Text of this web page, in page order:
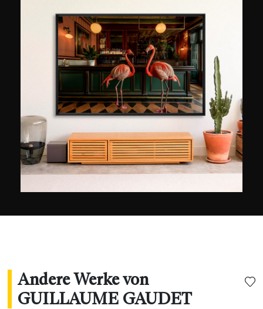
Stadtlandschaft und Schmelztiegelatmosphäre
des Big Apple sind für ihn zu einer
unerschöpflichen Inspirationsquelle geworden.
Durch das Herausstellen einer besonderen
Beleuchtung, Architektur oder einer
faszinierenden Situation bemüht er sich, auf
jedem seiner Fotos ein kleines Stück der Seele
der Stadt und ihrer Energie festzuhalten.
Andere Werke von
GUILLAUME GAUDET